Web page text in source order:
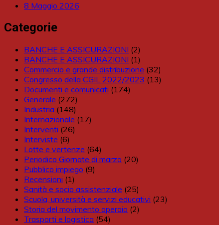
8 Maggio 2026
Categorie
BANCHE E ASSICURAZIONI (2)
BANCHE E ASSICURAZIONI (1)
Commercio e grande distribuzione (32)
Congresso della CGIL 2022/2023 (13)
Documenti e comunicati (174)
Generale (272)
Industria (148)
Internazionale (17)
Interventi (26)
Interviste (6)
Lotte e vertenze (64)
Periodico Giornate di marzo (20)
Pubblico impiego (9)
Recensioni (1)
Sanità e socio assistenziale (25)
Scuola, università e servizi educativi (23)
Storia del movimento operaio (2)
Trasporti e logistica (54)